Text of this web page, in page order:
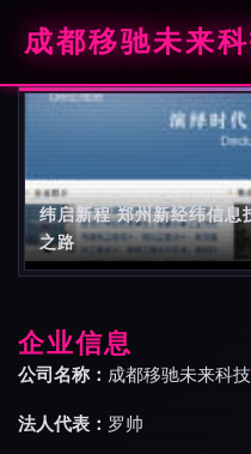
成都移驰未来
纬启新程 郑州新经纬信息
之路
企业信息
公司名称： 成都移驰未来科
法人代表： 罗帅